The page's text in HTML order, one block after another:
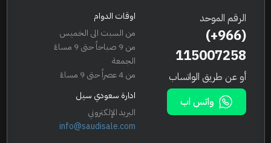
الرقم الموحد
(+966)
115007258
أو عن طريق الواتساب
واتس اب
اوقات الدوام
من السبت الى الخميس
من 9 صباحاً حتى 9 مساءً
الجمعة
من 4 عصراً حتى 9 مساءً
ادارة سعودي سيل
البريد الإلكتروني
info@saudisale.com